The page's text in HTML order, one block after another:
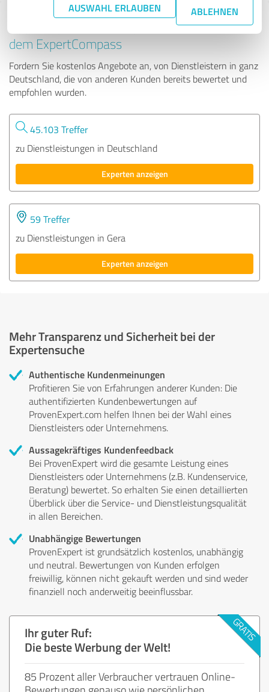
AUSWAHL ERLAUBEN ABLEHNEN
Tipp: Die passenden Experten finden - mit
dem ExpertCompass
Fordern Sie kostenlos Angebote an, von Dienstleistern in ganz
Deutschland, die von anderen Kunden bereits bewertet und
empfohlen wurden.
45.103 Treffer
zu Dienstleistungen in Deutschland
Experten anzeigen
59 Treffer
zu Dienstleistungen in Gera
Experten anzeigen
Mehr Transparenz und Sicherheit bei der
Expertensuche
Authentische Kundenmeinungen
Profitieren Sie von Erfahrungen anderer Kunden: Die
authentifizierten Kundenbewertungen auf
ProvenExpert.com helfen Ihnen bei der Wahl eines
Dienstleisters oder Unternehmens.
Aussagekräftiges Kundenfeedback
Bei ProvenExpert wird die gesamte Leistung eines
Dienstleisters oder Unternehmens (z.B. Kundenservice,
Beratung) bewertet. So erhalten Sie einen detaillierten
Überblick über die Service- und Dienstleistungsqualität
in allen Bereichen.
Unabhängige Bewertungen
ProvenExpert ist grundsätzlich kostenlos, unabhängig
und neutral. Bewertungen von Kunden erfolgen
freiwillig, können nicht gekauft werden und sind weder
finanziell noch anderweitig beeinflussbar.
Ihr guter Ruf:
Die beste Werbung der Welt!
85 Prozent aller Verbraucher vertrauen Online-